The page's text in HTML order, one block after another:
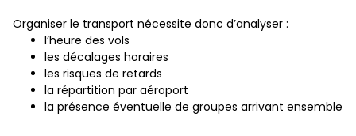
Organiser le transport nécessite donc d’analyser :
l’heure des vols
les décalages horaires
les risques de retards
la répartition par aéroport
la présence éventuelle de groupes arrivant ensemble